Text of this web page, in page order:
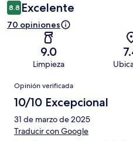
8.8 Excelente
70 opiniones
9.0
Limpieza
Opiniones
Opinión verificada
10/10 Excepcional
31 de marzo de 2025
Traducir con Google